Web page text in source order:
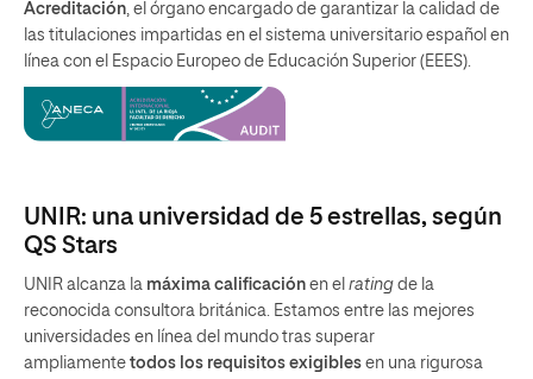
Acreditación, el órgano encargado de garantizar la calidad de
las titulaciones impartidas en el sistema universitario español en
línea con el Espacio Europeo de Educación Superior (EEES).
UNIR: una universidad de 5 estrellas, según
QS Stars
UNIR alcanza la máxima calificación en el rating de la
reconocida consultora británica. Estamos entre las mejores
universidades en línea del mundo tras superar
ampliamente todos los requisitos exigibles en una rigurosa